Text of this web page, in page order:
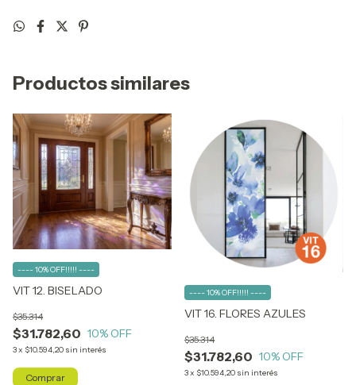
Productos similares
VIT 12. BISELADO
$31.782,60
$35.314
10% OFF
3x $10.594,20 sin interés
---- 10% OFF!!!!! ----
Comprar
VIT 16. FLORES AZULES
$31.782,60
$35.314
10% OFF
3x $10.594,20 sin interés
---- 10% OFF!!!!! ----